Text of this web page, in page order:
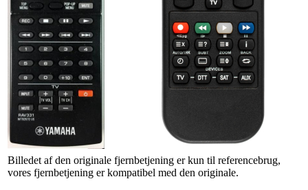
Billedet af den originale fjernbetjening er kun til referencebrug,
vores fjernbetjening er kompatibel med den originale.